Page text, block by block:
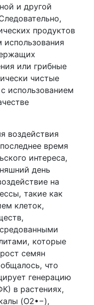
и другой
продуктов
или грибные
чистые
использованием
воздействия
время
интереса,
день
на
такие как
клеток,
которые
семян
что
генерацию
в растениях,
(O2•−),